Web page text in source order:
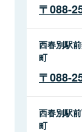
088-
西春別駅
町
088-
西春別駅
町